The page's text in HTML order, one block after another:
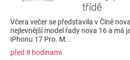
třídě
Včera večer se představila v Číně
nejlevnější model řady nova 16 a má
iPhonu 17 Pro. M...
před 8 hodinami